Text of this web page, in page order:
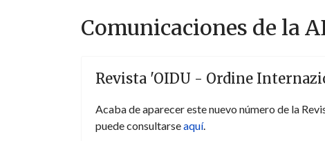
Comunicaciones de la
Revista 'OIDU - Ordine
Acaba de aparecer este nuevo número de la
puede consultarseaquí.